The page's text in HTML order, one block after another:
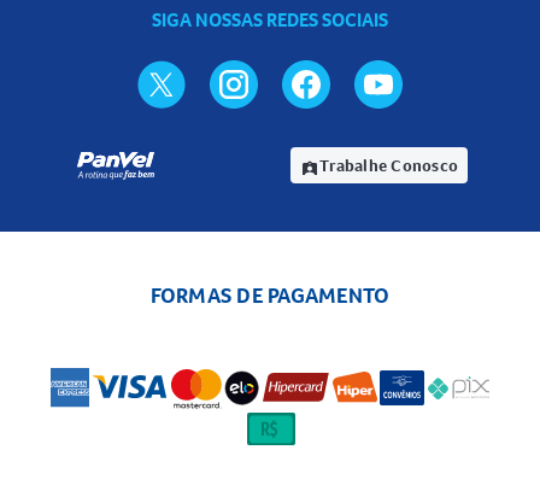
SIGA NOSSAS REDES SOCIAIS
assignment_indTrabalhe Conosco
FORMAS DE PAGAMENTO